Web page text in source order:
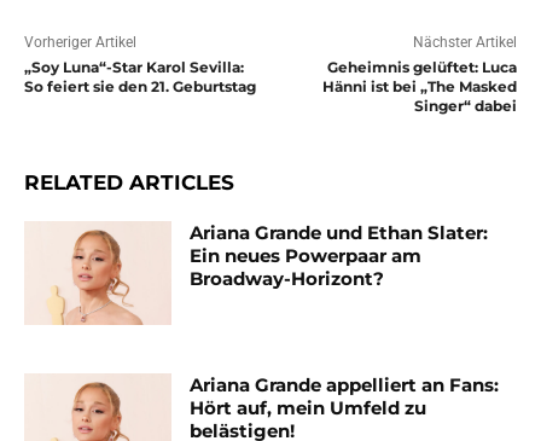
Vorheriger Artikel
„Soy Luna“-Star Karol Sevilla:
So feiert sie den 21. Geburtstag
Nächster Artikel
Geheimnis gelüftet: Luca
Hänni ist bei „The Masked
Singer“ dabei
RELATED ARTICLES
Ariana Grande und Ethan Slater:
Ein neues Powerpaar am
Broadway-Horizont?
Ariana Grande appelliert an Fans:
Hört auf, mein Umfeld zu
belästigen!